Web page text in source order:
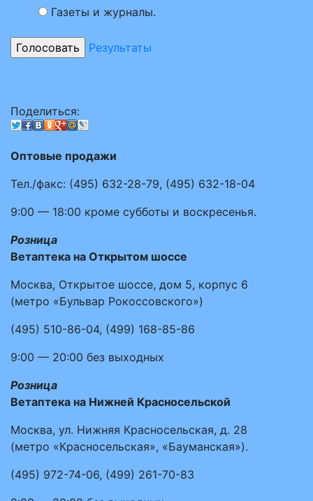
Газеты и журналы.
Результаты
Поделиться:
Оптовые продажи
Тел./факс: (495) 632-28-79, (495) 632-18-04
9:00 — 18:00 кроме субботы и воскресенья.
Розница
Ветаптека на Открытом шоссе
Москва, Открытое шоссе, дом 5, корпус 6
(метро «Бульвар Рокоссовского»)
(495) 510-86-04, (499) 168-85-86
9:00 — 20:00 без выходных
Розница
Ветаптека на Нижней Красносельской
Москва, ул. Нижняя Красносельская, д. 28
(метро «Красносельская», «Бауманская»).
(495) 972-74-06, (499) 261-70-83